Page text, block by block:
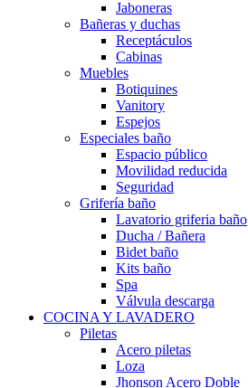
Jaboneras
Bañeras y duchas
Receptáculos
Cabinas
Muebles
Botiquines
Vanitory
Espejos
Especiales baño
Espacio público
Movilidad reducida
Seguridad
Grifería baño
Lavatorio griferia baño
Ducha / Bañera
Bidet baño
Kits baño
Spa
Válvula descarga
COCINA Y LAVADERO
Piletas
Acero piletas
Loza
Jhonson Acero Doble